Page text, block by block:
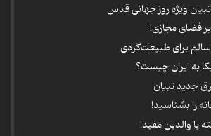
ویژه روز جهانی قدس
فضای مجازی!
به ایران چیست؟
جدید تبیان
را بشناسید!
یا والدین مفید!